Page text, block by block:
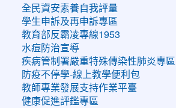
全民資安素養自我評量
學生申訴及再申訴專區
教育部反霸凌專線1953
水痘防治宣導
疾病管制署嚴重特殊傳染性肺炎專區
防疫不停學-線上教學便利包
教師專業發展支持作業平臺
健康促進評鑑專區